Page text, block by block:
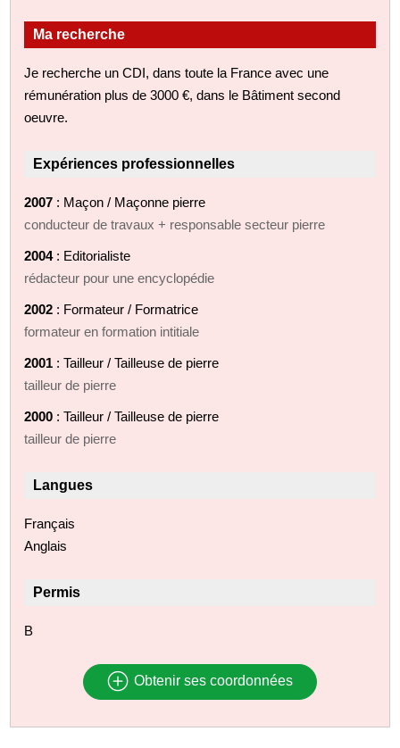
Ma recherche
Je recherche un CDI, dans toute la France avec une
rémunération plus de 3000 €, dans le Bâtiment second
oeuvre.
Expériences professionnelles
2007 : Maçon / Maçonne pierre
conducteur de travaux + responsable secteur pierre
2004: Editorialiste
rédacteur pour une encyclopédie
2002 : Formateur / Formatrice
formateur en formation intitiale
2001 : Tailleur / Tailleuse de pierre
tailleur de pierre
2000 : Tailleur / Tailleuse de pierre
tailleur de pierre
Langues
Français
Anglais
Permis
B
Obtenir ses coordonnées